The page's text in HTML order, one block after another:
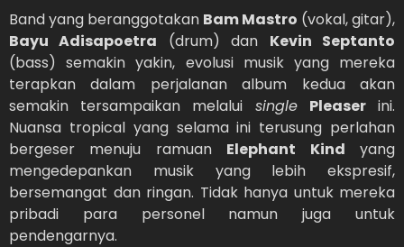
Band yang beranggotakan Bam Mastro (vokal, gitar),
Bayu Adisapoetra (drum) dan Kevin Septanto
(bass) semakin yakin, evolusi musik yang mereka
terapkan dalam perjalanan album kedua akan
semakin tersampaikan melalui single Pleaser ini.
Nuansa tropical yang selama ini terusung perlahan
bergeser menuju ramuan Elephant Kind yang
mengedepankan musik yang lebih ekspresif,
bersemangat dan ringan. Tidak hanya untuk mereka
pribadi para personel namun juga untuk
pendengarnya.